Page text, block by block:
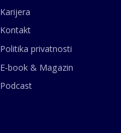
Karijera
Kontakt
Politika privatnosti
E-book & Magazin
Podcast